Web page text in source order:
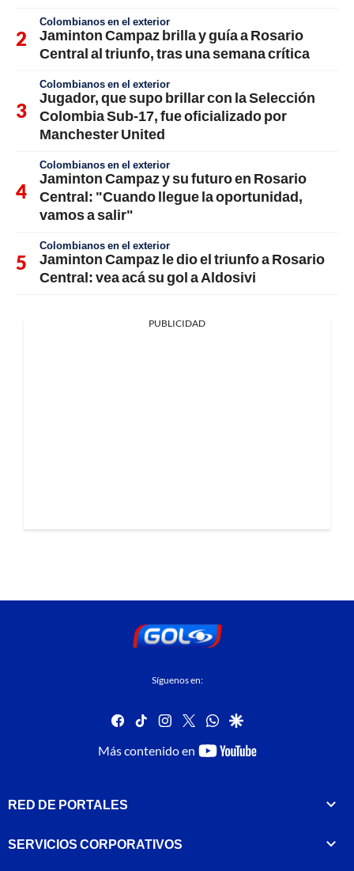
Colombianos en el exterior
Jaminton Campaz brilla y guía a Rosario
Central al triunfo, tras una semana crítica
Colombianos en el exterior
Jugador, que supo brillar con la Selección
Colombia Sub-17, fue oficializado por
Manchester United
Colombianos en el exterior
Jaminton Campaz y su futuro en Rosario
Central: "Cuando llegue la oportunidad,
vamos a salir"
Colombianos en el exterior
Jaminton Campaz le dio el triunfo a Rosario
Central: vea acá su gol a Aldosivi
PUBLICIDAD
Síguenos en:
facebook
tiktok instagram
twitterwhatsapp
google
Más contenido en
youtube-
RED DE PORTALES
SERVICIOS CORPORATIVOS